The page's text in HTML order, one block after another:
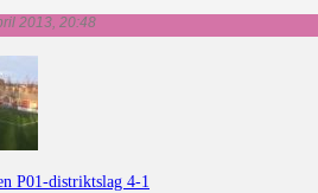
2013, 20:48
P01-distriktslag 4-1